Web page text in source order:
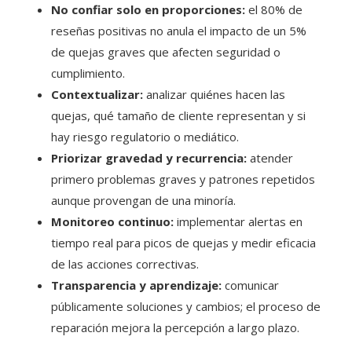
No confiar solo en proporciones: el 80% de
reseñas positivas no anula el impacto de un 5%
de quejas graves que afecten seguridad o
cumplimiento.
Contextualizar: analizar quiénes hacen las
quejas, qué tamaño de cliente representan y si
hay riesgo regulatorio o mediático.
Priorizar gravedad y recurrencia: atender
primero problemas graves y patrones repetidos
aunque provengan de una minoría.
Monitoreo continuo: implementar alertas en
tiempo real para picos de quejas y medir eficacia
de las acciones correctivas.
Transparencia y aprendizaje: comunicar
públicamente soluciones y cambios; el proceso de
reparación mejora la percepción a largo plazo.